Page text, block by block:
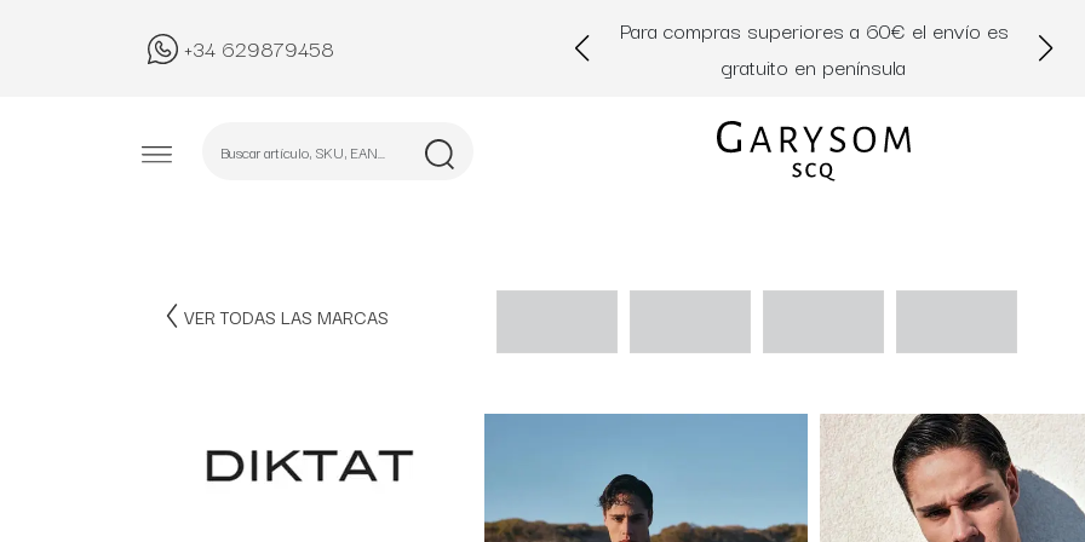
+34 629879458
Para compras superiores a 60€ el envío es
gratuito en península
VER TODAS LAS MARCAS